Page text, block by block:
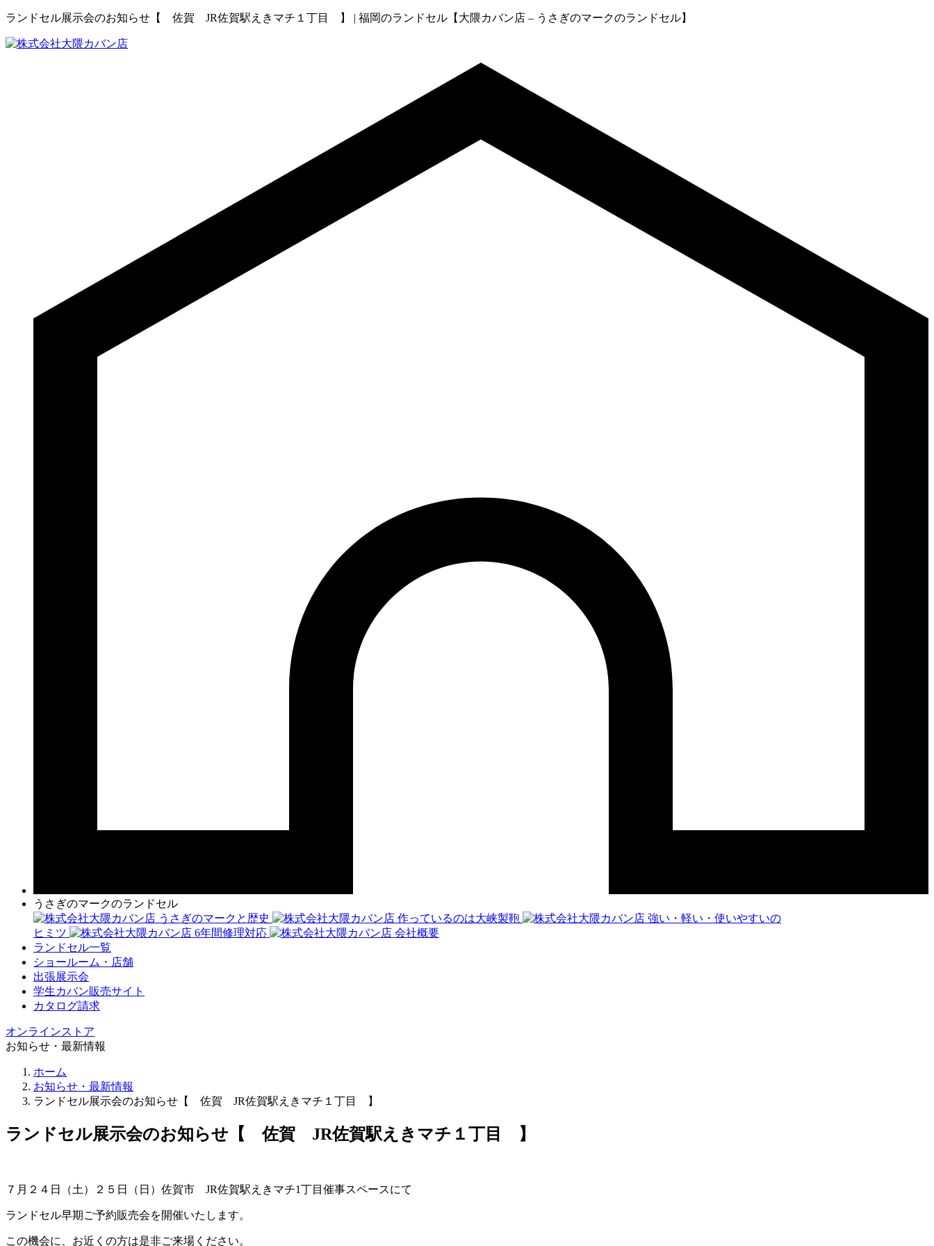
ランドセル展示会のお知らせ【 佐賀 JR佐賀駅えきマチ１丁目 】 | 福岡のランドセル【大隈カバン店 – うさぎのマークのランドセル】
うさぎのマークのランドセル
うさぎのマークと歴史
作っているのは大峡製鞄
強い・軽い・使いやすいの
ヒミツ
6年間修理対応
会社概要
ランドセル一覧
ショールーム・店舗
出張展示会
学生カバン販売サイト
カタログ請求
オンラインストア
お知らせ・最新情報
ホーム
お知らせ・最新情報
ランドセル展示会のお知らせ【 佐賀 JR佐賀駅えきマチ１丁目 】
ランドセル展示会のお知らせ【 佐賀 JR佐賀駅えきマチ１丁目 】
７月２４日（土）２５日（日）佐賀市 JR佐賀駅えきマチ1丁目催事スペースにて
ランドセル早期ご予約販売会を開催いたします。
この機会に、お近くの方は是非ご来場ください。